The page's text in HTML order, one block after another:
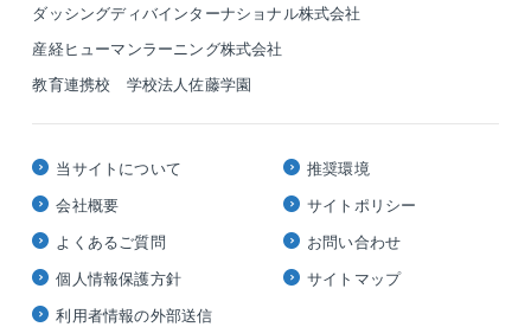
ダッシングディバインターナショナル株式会社
産経ヒューマンラーニング株式会社
教育連携校 学校法人佐藤学園
当サイトについて
会社概要
よくあるご質問
個人情報保護方針
利用者情報の外部送信
推奨環境
サイトポリシー
お問い合わせ
サイトマップ